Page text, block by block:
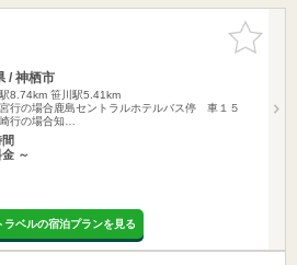
お気に入
りに追加
/ 神栖市
8.74km 笹川駅5.41km
行の場合鹿島セントラルホテルバス停 車１５
行の場合知…
～
ラベルの宿泊プランを見る